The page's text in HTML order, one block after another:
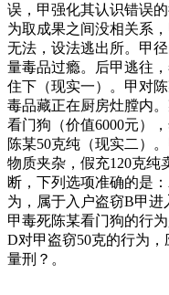
误，甲强化其认识错误
为取成果之间没相关系
无法，设法逃出所。甲
量毒品过瘾。后甲逃往
住下（现实一）。甲对
毒品藏正在厨房灶膛内
看门狗（价值6000元）
陈某50克纯（现实二）
物质夹杂，假充120克纯
断，下列选项准确的是
为，属于入户盗窃B甲
甲毒死陈某看门狗的行
D对甲盗窃50克的行为
量刑？。